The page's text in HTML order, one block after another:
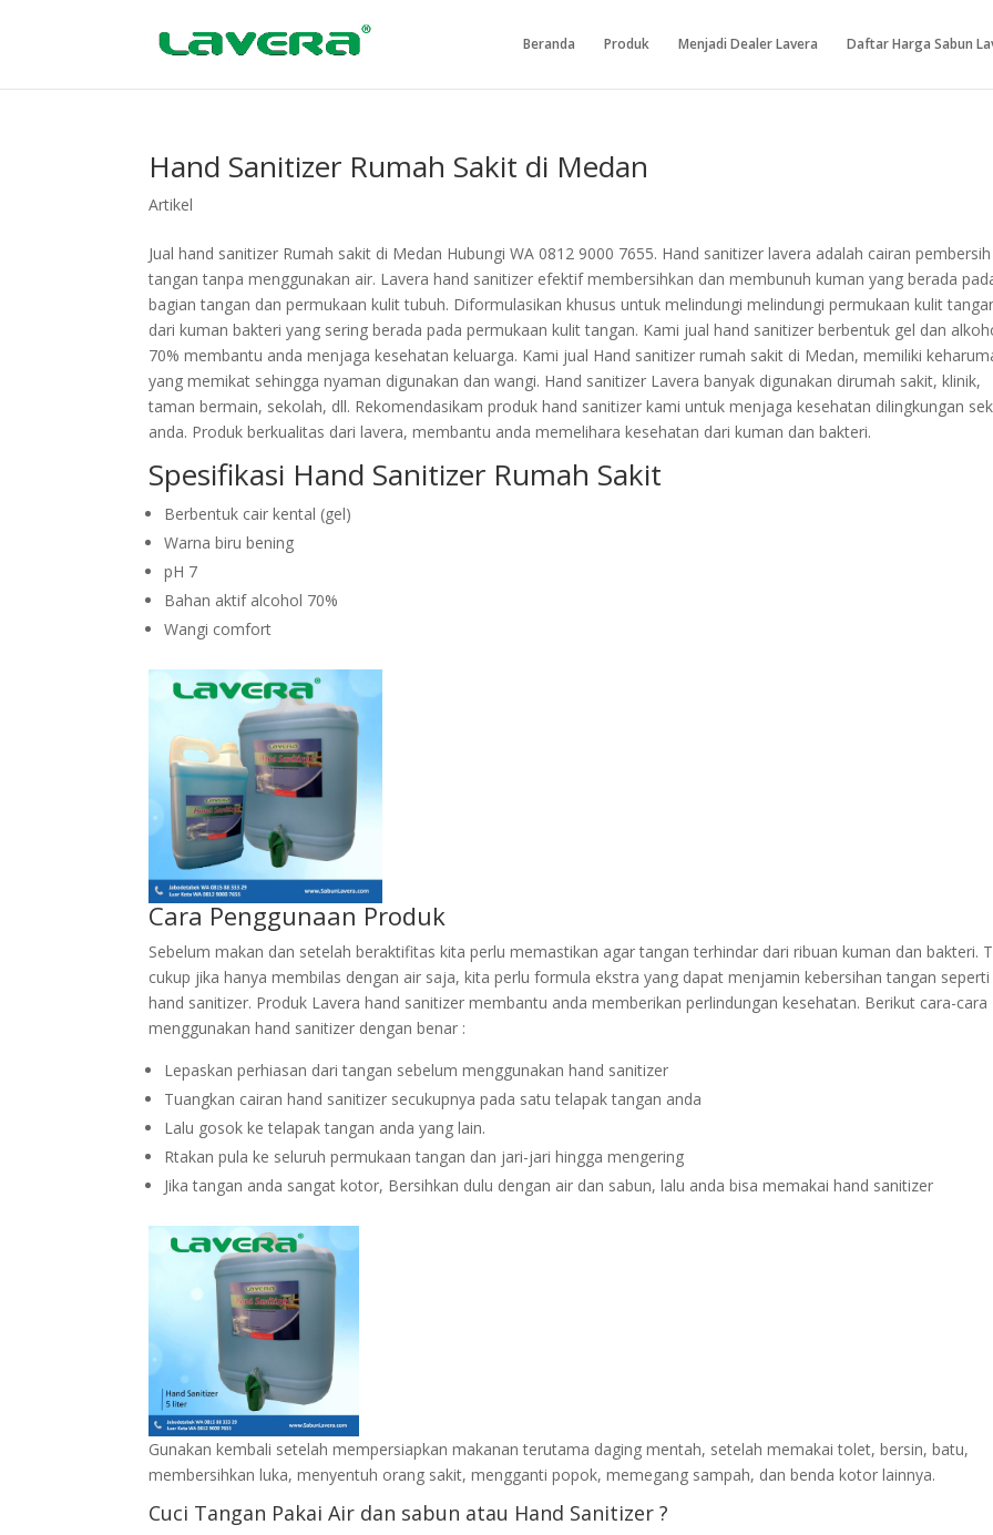
Beranda Produk Menjadi Dealer Lavera Daftar Harga Sabun
Hand Sanitizer Rumah Sakit di Medan
Artikel
Jual hand sanitizer Rumah sakit di Medan Hubungi WA 0812 9000 7655. Hand sanitizer lavera adalah cairan pembersih
tangan tanpa menggunakan air. Lavera hand sanitizer efektif membersihkan dan membunuh kuman yang berada
bagian tangan dan permukaan kulit tubuh. Diformulasikan khusus untuk melindungi melindungi permukaan kulit
dari kuman bakteri yang sering berada pada permukaan kulit tangan. Kami jual hand sanitizer berbentuk gel dan
70% membantu anda menjaga kesehatan keluarga. Kami jual Hand sanitizer rumah sakit di Medan, memiliki
yang memikat sehingga nyaman digunakan dan wangi. Hand sanitizer Lavera banyak digunakan dirumah sakit, klinik,
taman bermain, sekolah, dll. Rekomendasikam produk hand sanitizer kami untuk menjaga kesehatan dilingkungan
anda. Produk berkualitas dari lavera, membantu anda memelihara kesehatan dari kuman dan bakteri.
Spesifikasi Hand Sanitizer Rumah Sakit
Berbentuk cair kental (gel)
Warna biru bening
pH 7
Bahan aktif alcohol 70%
Wangi comfort
Cara Penggunaan Produk
Sebelum makan dan setelah beraktifitas kita perlu memastikan agar tangan terhindar dari ribuan kuman dan bakteri.
cukup jika hanya membilas dengan air saja, kita perlu formula ekstra yang dapat menjamin kebersihan tangan seperti
hand sanitizer. Produk Lavera hand sanitizer membantu anda memberikan perlindungan kesehatan. Berikut cara-cara
menggunakan hand sanitizer dengan benar :
Lepaskan perhiasan dari tangan sebelum menggunakan hand sanitizer
Tuangkan cairan hand sanitizer secukupnya pada satu telapak tangan anda
Lalu gosok ke telapak tangan anda yang lain.
Rtakan pula ke seluruh permukaan tangan dan jari-jari hingga mengering
Jika tangan anda sangat kotor, Bersihkan dulu dengan air dan sabun, lalu anda bisa memakai hand sanitizer
Gunakan kembali setelah mempersiapkan makanan terutama daging mentah, setelah memakai tolet, bersin, batu,
membersihkan luka, menyentuh orang sakit, mengganti popok, memegang sampah, dan benda kotor lainnya.
Cuci Tangan Pakai Air dan sabun atau Hand Sanitizer ?